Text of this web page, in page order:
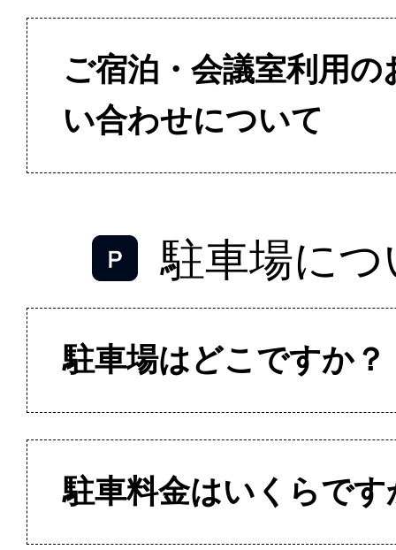
ご宿泊・会議室利用の
い合わせについて
駐車場に
駐車場はどこですか？
駐車料金はいくらです